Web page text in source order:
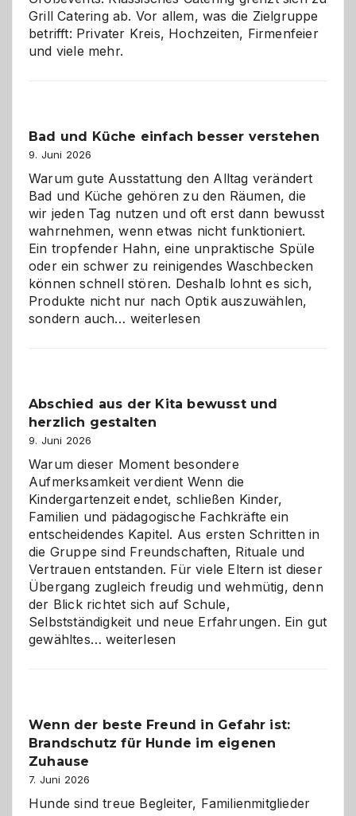
Grill Catering ab. Vor allem, was die Zielgruppe
betrifft: Privater Kreis, Hochzeiten, Firmenfeier
und viele mehr.
Bad und Küche einfach besser verstehen
9. Juni 2026
Warum gute Ausstattung den Alltag verändert
Bad und Küche gehören zu den Räumen, die
wir jeden Tag nutzen und oft erst dann bewusst
wahrnehmen, wenn etwas nicht funktioniert.
Ein tropfender Hahn, eine unpraktische Spüle
oder ein schwer zu reinigendes Waschbecken
können schnell stören. Deshalb lohnt es sich,
Produkte nicht nur nach Optik auszuwählen,
sondern auch… Bad
verstehen
weiterlesen
Abschied aus der Kita bewusst und
herzlich gestalten
9. Juni 2026
Warum dieser Moment besondere
Aufmerksamkeit verdient Wenn die
Kindergartenzeit endet, schließen Kinder,
Familien und pädagogische Fachkräfte ein
entscheidendes Kapitel. Aus ersten Schritten in
die Gruppe sind Freundschaften, Rituale und
Vertrauen entstanden. Für viele Eltern ist dieser
Übergang zugleich freudig und wehmütig, denn
der Blick richtet sich auf Schule,
Selbstständigkeit und neue Erfahrungen. Ein gut
gewähltes…Abschied
und
herzlich
weiterlesen
Wenn der beste Freund in Gefahr ist:
Brandschutz für Hunde im eigenen
Zuhause
7. Juni 2026
Hunde sind treue Begleiter, Familienmitglieder